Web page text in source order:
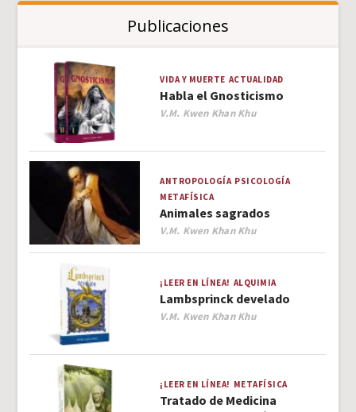
Publicaciones
VIDA Y MUERTE ACTUALIDAD
Habla el Gnosticismo
Author
V.M. Kwen Khan Khu
ANTROPOLOGÍA PSICOLOGÍA
METAFÍSICA
Animales sagrados
Author
V.M. Kwen Khan Khu
¡LEER EN LÍNEA! ALQUIMIA
Lambsprinck develado
Author
V.M. Kwen Khan Khu
¡LEER EN LÍNEA! METAFÍSICA
Tratado de Medicina